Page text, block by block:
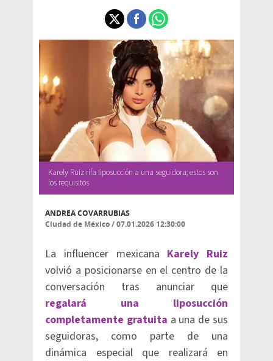
Karely Ruiz rifa liposucción a una seguidora; estos son
los requisitos
ANDREA COVARRUBIAS
Ciudad de México/07.01.2026 12:30:00
La influencer mexicana Karely Ruiz
volvió a posicionarse en el centro de la
conversación tras anunciar que
regalará una liposucción
completamente gratuita a una de sus
seguidoras, como parte de una
dinámica especial que realizará en